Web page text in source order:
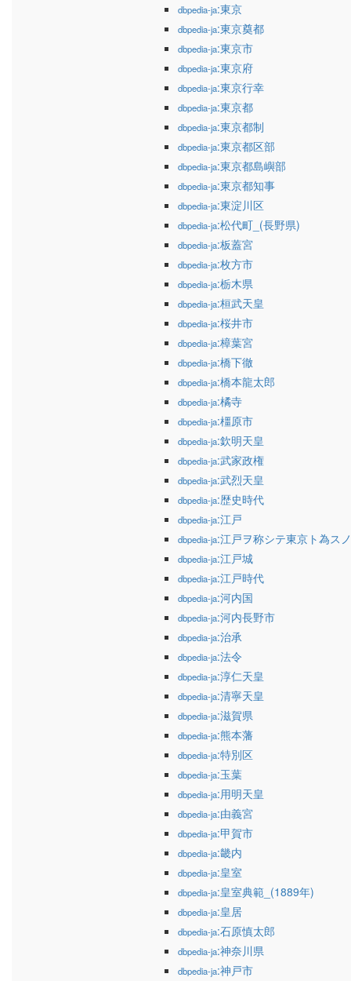
dbpedia-ja:東京
dbpedia-ja:東京奠都
dbpedia-ja:東京市
dbpedia-ja:東京府
dbpedia-ja:東京行幸
dbpedia-ja:東京都
dbpedia-ja:東京都制
dbpedia-ja:東京都区部
dbpedia-ja:東京都島嶼部
dbpedia-ja:東京都知事
dbpedia-ja:東淀川区
dbpedia-ja:松代町_(長野県)
dbpedia-ja:板蓋宮
dbpedia-ja:枚方市
dbpedia-ja:栃木県
dbpedia-ja:桓武天皇
dbpedia-ja:桜井市
dbpedia-ja:樟葉宮
dbpedia-ja:橋下徹
dbpedia-ja:橋本龍太郎
dbpedia-ja:橘寺
dbpedia-ja:橿原市
dbpedia-ja:欽明天皇
dbpedia-ja:武家政権
dbpedia-ja:武烈天皇
dbpedia-ja:歴史時代
dbpedia-ja:江戸
dbpedia-ja:江戸ヲ称シテ東京ト為ス
dbpedia-ja:江戸城
dbpedia-ja:江戸時代
dbpedia-ja:河内国
dbpedia-ja:河内長野市
dbpedia-ja:治承
dbpedia-ja:法令
dbpedia-ja:淳仁天皇
dbpedia-ja:清寧天皇
dbpedia-ja:滋賀県
dbpedia-ja:熊本藩
dbpedia-ja:特別区
dbpedia-ja:玉葉
dbpedia-ja:用明天皇
dbpedia-ja:由義宮
dbpedia-ja:甲賀市
dbpedia-ja:畿内
dbpedia-ja:皇室
dbpedia-ja:皇室典範_(1889年)
dbpedia-ja:皇居
dbpedia-ja:石原慎太郎
dbpedia-ja:神奈川県
dbpedia-ja:神戸市